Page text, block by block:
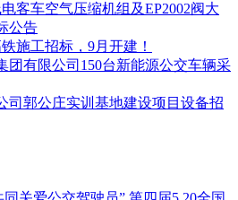
能源公交客车采购项目，数量25台，
客车空气压缩机组及EP2002阀大
公告
施工招标，9月开建！
团有限公司150台新能源公交车辆采
司郭公庄实训基地建设项目设备招